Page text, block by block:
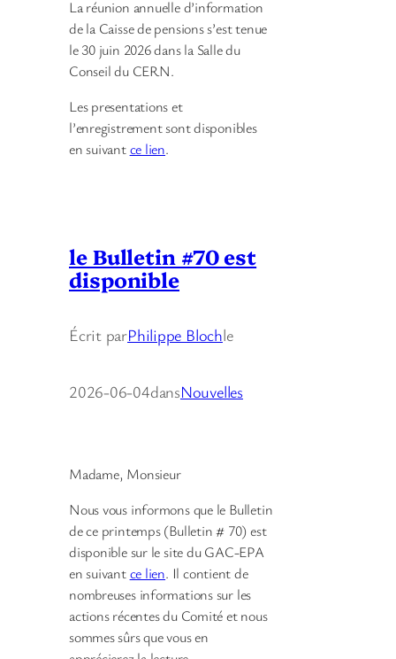
La réunion annuelle d’information
de la Caisse de pensions s’est tenue
le 30 juin 2026 dans la Salle du
Conseil du CERN.
Les presentations et
l’enregistrement sont disponibles
en suivantce lien.
le Bulletin #70 est
disponible
Écrit parPhilippe Blochle
2026-06-04dansNouvelles
Madame, Monsieur
Nous vous informons que le Bulletin
de ce printemps (Bulletin # 70) est
disponible sur le site du GAC-EPA
en suivantce lien. Il contient de
nombreuses informations sur les
actions récentes du Comité et nous
sommes sûrs que vous en